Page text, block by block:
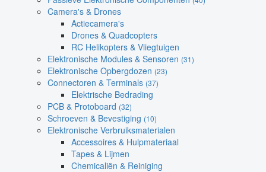
Camera's & Drones
Actiecamera's
Drones & Quadcopters
RC Helikopters & Vliegtuigen
Elektronische Modules & Sensoren (31)
Elektronische Opbergdozen (23)
Connectoren & Terminals (37)
Elektrische Bedrading
PCB & Protoboard (32)
Schroeven & Bevestiging (10)
Elektronische Verbruiksmaterialen
Accessoires & Hulpmateriaal
Tapes & Lijmen
Chemicaliën & Reiniging